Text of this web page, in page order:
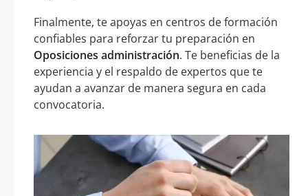
Finalmente, te apoyas en centros de formación
confiables para reforzar tu preparación en
Oposiciones administración. Te beneficias de la
experiencia y el respaldo de expertos que te
ayudan a avanzar de manera segura en cada
convocatoria.